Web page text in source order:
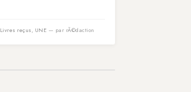
Livres reçus, UNE — par rÃ©daction